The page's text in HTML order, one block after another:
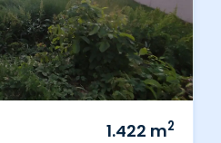
1.422 m2